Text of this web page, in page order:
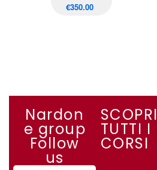
€350.00
Nardon
e group
Follow
us
SCOPRI
TUTTI I
CORSI